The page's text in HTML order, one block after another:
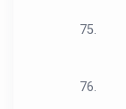
75.
76.